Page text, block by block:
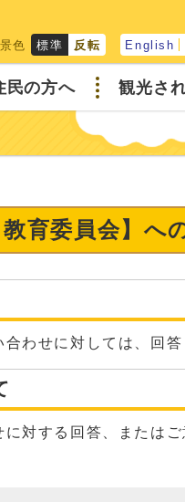
色
標準 反転 English
民の方へ 観光さ
育委員会】へ
わせに対しては、回答
対する回答、または